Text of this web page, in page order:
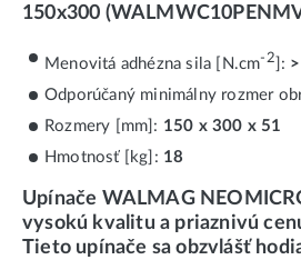
150x300
Menovitá adhézna sila [N.cm-2 ]:
Odporúčaný minimálny rozmer
Rozmery [mm]: 150 x 300 x 51
Hmotnosť [kg]: 18
Upínače WALMAG
vysokú kvalitu a priaznivú
Tieto upínače sa obzvlášť